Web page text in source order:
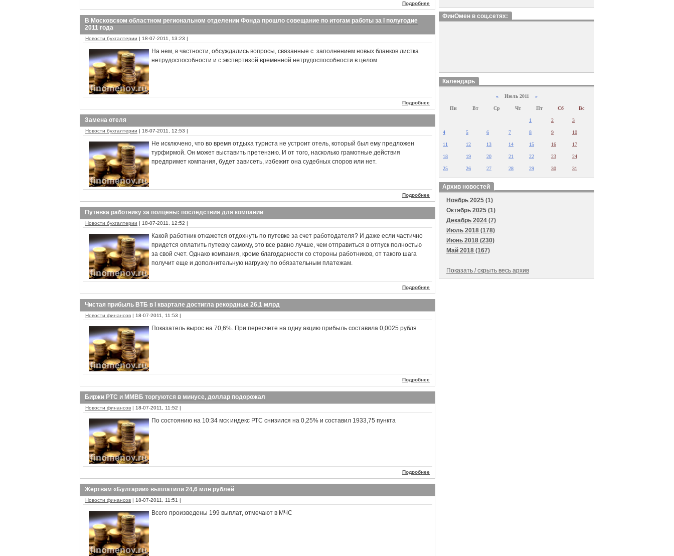
Подробнее
В Московском областном региональном отделении Фонда прошло совещание по итогам работы за I полугодие
2011 года
Новости бухгалтерии | 18-07-2011, 13:23 |
На нем, в частности, обсуждались вопросы, связанные с заполнением новых бланков листка
нетрудоспособности и с экспертизой временной нетрудоспособности в целом
Подробнее
Замена отеля
Новости бухгалтерии | 18-07-2011, 12:53 |
Не исключено, что во время отдыха туриста не устроит отель, который был ему предложен
турфирмой. Он может выставить претензию. И от того, насколько грамотные действия
предпримет компания, будет зависеть, избежит она судебных споров или нет.
Подробнее
Путевка работнику за полцены: последствия для компании
Новости бухгалтерии | 18-07-2011, 12:52 |
Какой работник откажется отдохнуть по путевке за счет работодателя? И даже если частично
придется оплатить путевку самому, это все равно лучше, чем отправиться в отпуск полностью
за свой счет. Однако компания, кроме благодарности со стороны работников, от такого шага
получит еще и дополнительную нагрузку по обязательным платежам.
Подробнее
Чистая прибыль ВТБ в I квартале достигла рекордных 26,1 млрд
Новости финансов | 18-07-2011, 11:53 |
Показатель вырос на 70,6%. При пересчете на одну акцию прибыль составила 0,0025 рубля
Подробнее
Биржи РТС и ММВБ торгуются в минусе, доллар подорожал
Новости финансов | 18-07-2011, 11:52 |
По состоянию на 10:34 мск индекс РТС снизился на 0,25% и составил 1933,75 пункта
Подробнее
Жертвам «Булгарии» выплатили 24,6 млн рублей
Новости финансов | 18-07-2011, 11:51 |
Всего произведены 199 выплат, отмечают в МЧС
ФинОмен в соц.сетях:
Календарь
«Июль 2011 »
Пн Вт Ср Чт Пт Сб Вс
1 2 3
4 5 6 7 8 9 10
11 12 13 14 15 16 17
18 19 20 21 22 23 24
25 26 27 28 29 30 31
Архив новостей
Ноябрь 2025 (1)
Октябрь 2025 (1)
Декабрь 2024 (7)
Июль 2018 (178)
Июнь 2018 (230)
Май 2018 (167)
Показать / скрыть весь архив